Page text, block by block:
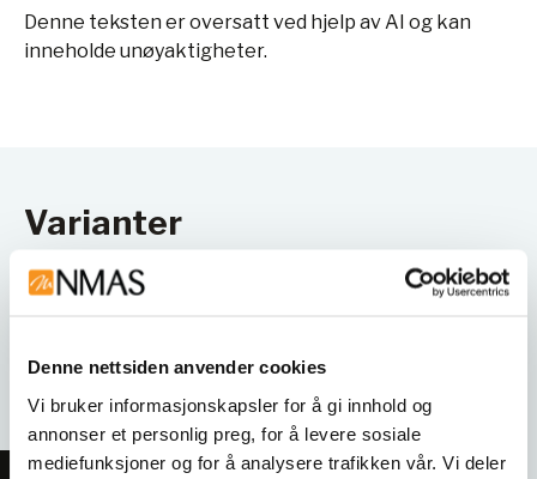
Denne nettsiden anvender cookies
Vi bruker informasjonskapsler for å gi innhold og
annonser et personlig preg, for å levere sosiale
mediefunksjoner og for å analysere trafikken vår. Vi deler
Denne teksten er oversatt ved hjelp av AI og kan
inneholde unøyaktigheter.
Varianter